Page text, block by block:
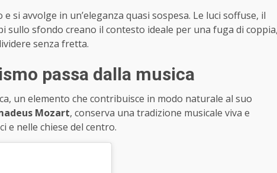
si avvolge in un’eleganza quasi sospesa. Le luci soffuse, il
sullo sfondo creano il contesto ideale per una fuga di
senza fretta.
passa dalla musica
un elemento che contribuisce in modo naturale al suo
Mozart, conserva una tradizione musicale viva e
e nelle chiese del centro.